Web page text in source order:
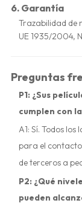
6. Garantía
Trazabilidad de
UE 1935/2004,
Preguntas
P1: ¿Sus
cumplen con
A1: Sí. Todos
para el
de terceros a
P2: ¿Qué
pueden